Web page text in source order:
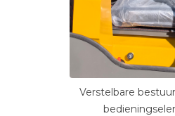
Verstelbare